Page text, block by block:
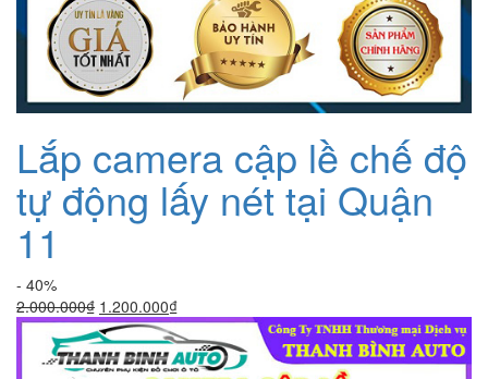
Lắp camera cập lề chế độ
tự động lấy nét tại Quận
11
- 40%
2.000.000₫ Giá
gốc
là:
2.000.000₫.
1.200.000₫Giá
hiện
tại
là: